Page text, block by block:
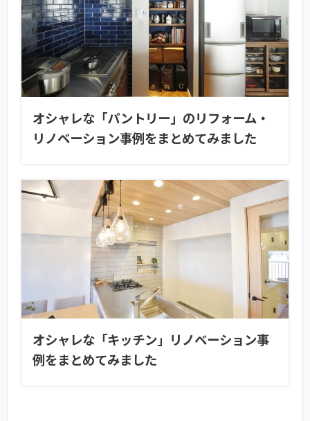
オシャレな「パントリー」のリフォーム・
リノベーション事例をまとめてみました
オシャレな「キッチン」リノベーション事
例をまとめてみました